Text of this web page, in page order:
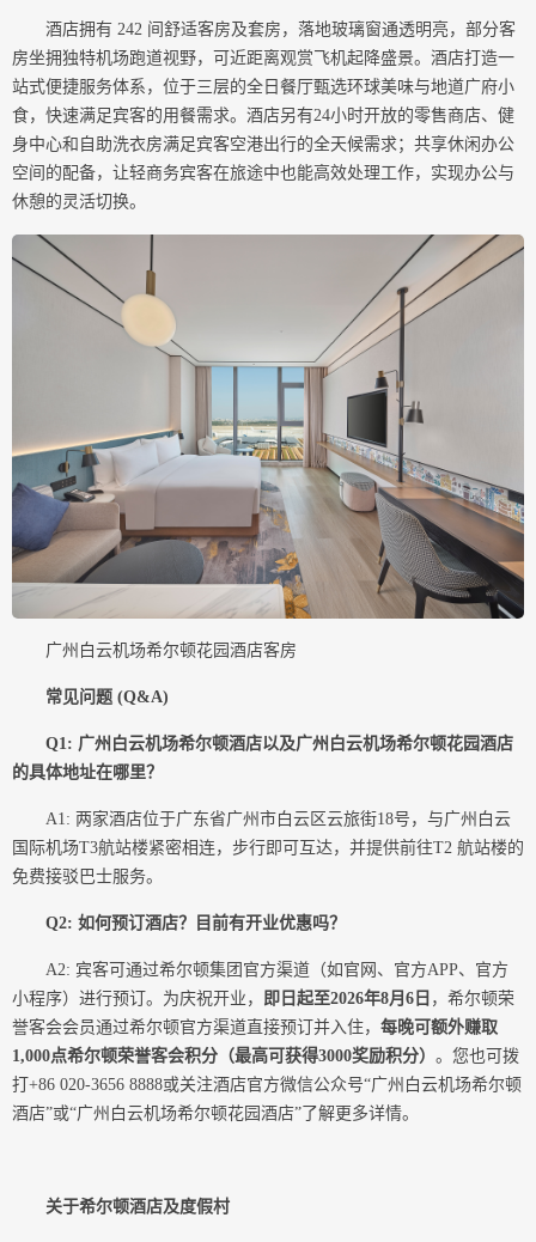
酒店拥有 242 间舒适客房及套房，落地玻璃窗通透明亮，部分客
房坐拥独特机场跑道视野，可近距离观赏飞机起降盛景。酒店打造一
站式便捷服务体系，位于三层的全日餐厅甄选环球美味与地道广府小
食，快速满足宾客的用餐需求。酒店另有24小时开放的零售商店、健
身中心和自助洗衣房满足宾客空港出行的全天候需求；共享休闲办公
空间的配备，让轻商务宾客在旅途中也能高效处理工作，实现办公与
休憩的灵活切换。
广州白云机场希尔顿花园酒店客房
常见问题 (Q&A)
Q1: 广州白云机场希尔顿酒店以及广州白云机场希尔顿花园酒店
的具体地址在哪里？
A1: 两家酒店位于广东省广州市白云区云旅街18号，与广州白云
国际机场T3航站楼紧密相连，步行即可互达，并提供前往T2 航站楼的
免费接驳巴士服务。
Q2: 如何预订酒店？目前有开业优惠吗？
A2: 宾客可通过希尔顿集团官方渠道（如官网、官方APP、官方
小程序）进行预订。为庆祝开业，
即日 起至2026年8月 6 日 ，希尔顿荣
誉客会会员通过希尔顿官方渠道直接预订并入住， 每晚可额外赚取
1,000点希尔顿荣誉客会积分 （最高可获得3000奖励积分） 。您也可拨
打+86 020-3656 8888或关注酒店官方微信公众号“广州白云机场希尔顿
酒店”或“广州白云机场希尔顿花园酒店”了解更多详情。
关于希尔顿酒店及度假村